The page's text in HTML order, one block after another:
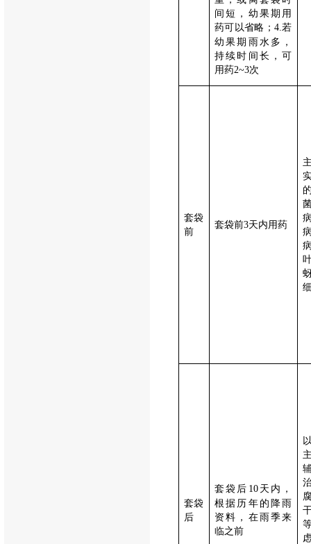
间短，幼果期用
药可以省略； 4.若
幼果期雨水多，
持续时间长，可
用药2~3次
套袋
前
套袋前3天内用药
套袋
后
套袋后 10天内，
根据历年的降雨
资料，在雨季来
临之前